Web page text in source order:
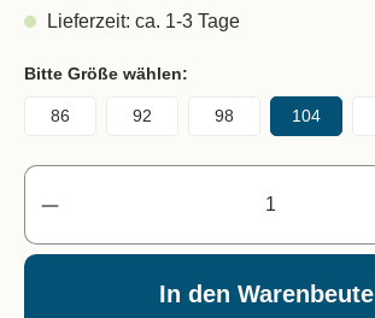
Lieferzeit: ca. 1-3 Tage
Bitte Größe wählen:
86 92 98 104
In den Warenbeutel